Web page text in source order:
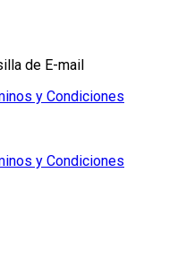
de E-mail
y Condiciones
y Condiciones